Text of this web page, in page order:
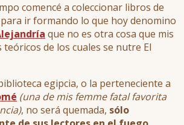
comencé a coleccionar libros de
ir formando lo que hoy denomino
que no es otra cosa que mis
de los cuales se nutre El
egipcia, o la perteneciente a
(una de mis femme fatal favorita
, no será quemada, sólo